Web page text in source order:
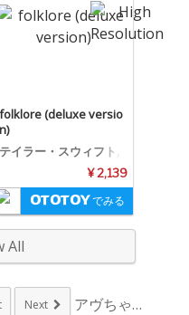
folklore (deluxe versio
n)
テイラー・スウィフト,
ボン・イヴェール¥ 2,139
でみる
All
Next アヴちゃんプロデュー...